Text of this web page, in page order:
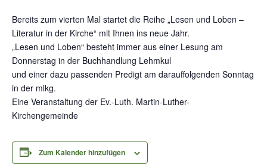
Bereits zum vierten Mal startet die Reihe „Lesen und Loben –
Literatur in der Kirche“ mit Ihnen ins neue Jahr.
„Lesen und Loben“ besteht immer aus einer Lesung am
Donnerstag in der Buchhandlung Lehmkul
und einer dazu passenden Predigt am darauffolgenden Sonntag
in der mlkg.
Eine Veranstaltung der Ev.-Luth. Martin-Luther-
Kirchengemeinde
Zum Kalender hinzufügen